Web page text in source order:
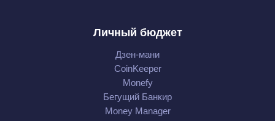
Личный бюджет
Дзен-мани
CoinKeeper
Monefy
Бегущий Банкир
Money Manager